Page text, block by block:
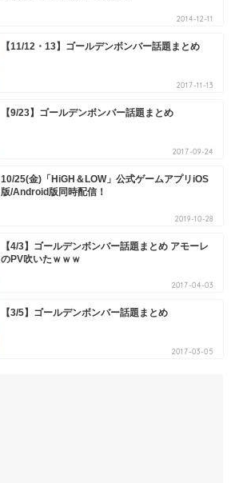
2014-12-11
【11/12・13】ゴールデンボンバー話題まとめ
2017-11-13
【9/23】ゴールデンボンバー話題まとめ
2017-09-24
10/25(金)「HiGH＆LOW」公式ゲームアプリiOS
版/Android版同時配信！
2019-10-28
【4/3】ゴールデンボンバー話題まとめ アモーレ
のPV吹いたｗｗｗ
2017-04-03
【3/5】ゴールデンボンバー話題まとめ
2017-03-05